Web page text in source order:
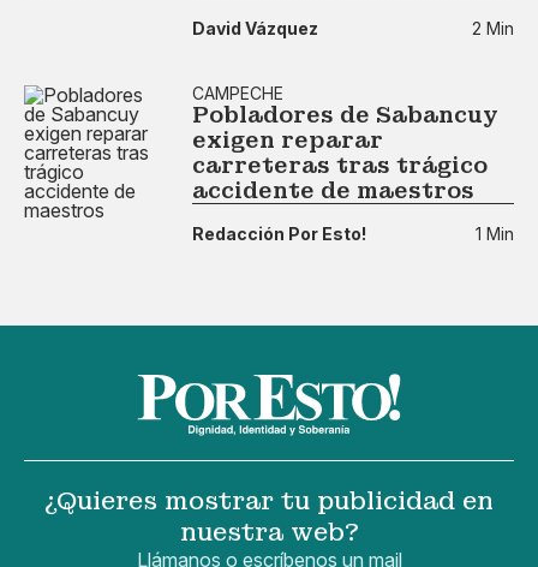
David Vázquez 2 Min
CAMPECHE
Pobladores de Sabancuy
exigen reparar
carreteras tras trágico
accidente de maestros
Redacción Por Esto! 1 Min
¿Quieres mostrar tu publicidad en
nuestra web?
Llámanos o escríbenos un mail